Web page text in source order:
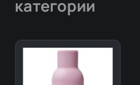
категории